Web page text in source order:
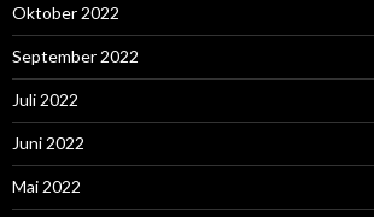
Oktober 2022
September 2022
Juli 2022
Juni 2022
Mai 2022